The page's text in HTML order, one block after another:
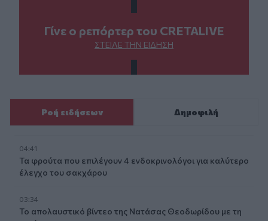
Γίνε ο ρεπόρτερ του CRETALIVE
ΣΤΕΊΛΕ ΤΗΝ ΕΊΔΗΣΗ
Ροή ειδήσεων Δημοφιλή
04:41
Τα φρούτα που επιλέγουν 4 ενδοκρινολόγοι για καλύτερο
έλεγχο του σακχάρου
03:34
Το απολαυστικό βίντεο της Νατάσας Θεοδωρίδου με τη